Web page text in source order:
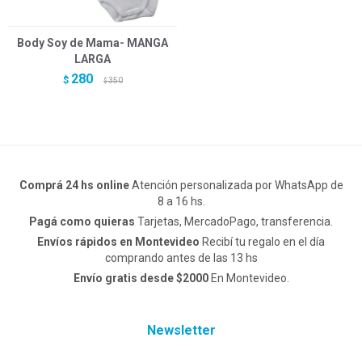
Body Soy de Mama- MANGA
LARGA
$ 280 $ 350
Comprá 24 hs onlineAtención personalizada por WhatsApp de
8 a 16 hs.
Pagá como quieras Tarjetas, MercadoPago, transferencia.
Envíos rápidos en Montevideo Recibí tu regalo en el día
comprando antes de las 13 hs
Envío gratis desde $2000En Montevideo.
Newsletter